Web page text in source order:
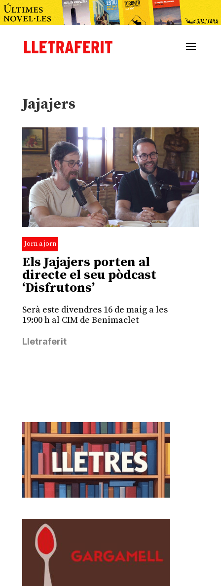
Jajajers
Jorn a jorn
Els Jajajers porten al
directe el seu pòdcast
‘Disfrutons’
Serà este divendres 16 de maig a les
19:00 h al CIM de Benimaclet
Lletraferit